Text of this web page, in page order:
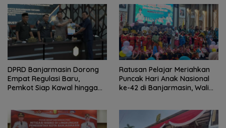
DPRD Banjarmasin Dorong
Empat Regulasi Baru,
Pemkot Siap Kawal hingga
Ratusan Pelajar Meriahkan
Puncak Hari Anak Nasional
ke-42 di Banjarmasin, Wali